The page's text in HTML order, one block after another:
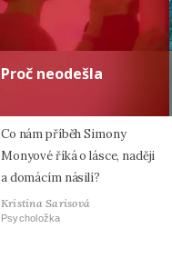
Proč neodešla
Co nám příběh Simony
Monyové říká o lásce, naději
a domácím násilí?
Kristina Sarisová
Psycholožka